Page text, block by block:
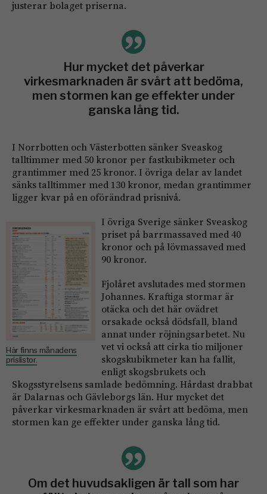
justerar bolaget priserna.
Hur mycket det påverkar
virkesmarknaden är svårt att bedöma,
men stormen kan ge effekter under
ganska lång tid.
I Norrbotten och Västerbotten sänker Sveaskog
talltimmer med 50 kronor per fastkubikmeter och
grantimmer med 25 kronor. I övriga delar av landet
sänks talltimmer med 130 kronor, medan grantimmer
ligger kvar på en oförändrad prisnivå.
Här finns månadens
prislistor.
I övriga Sverige sänker Sveaskog
priset på barrmassaved med 40
kronor och på lövmassaved med
90 kronor.
Fjolåret avslutades med stormen
Johannes. Kraftiga stormar är
otäcka och det här ovädret
orsakade också dödsfall, bland
annat under röjningsarbetet. Nu
vet vi också att cirka tio miljoner
skogskubikmeter kan ha fallit,
enligt skogsbrukets och
Skogsstyrelsens samlade bedömning. Hårdast drabbat
är Dalarnas och Gävleborgs län. Hur mycket det
påverkar virkesmarknaden är svårt att bedöma, men
stormen kan ge effekter under ganska lång tid.
Om det huvudsakligen är tall som har